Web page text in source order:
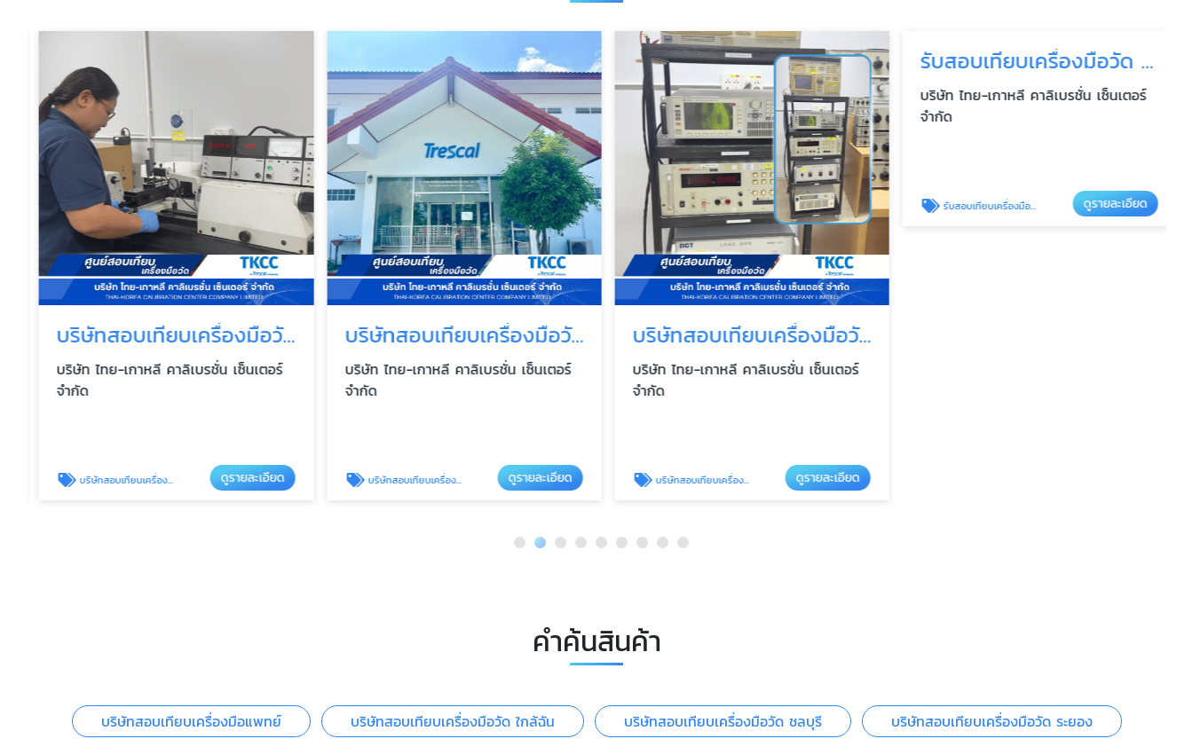
บริษัทสอบเทียบเครื่องมือวัด ใกล้ฉัน
บริษัท ไทย-เกาหลี คาลิเบรชั่น เซ็นเตอร์
จำกัด
บริษัทสอบเทียบเครื่องมือวัด ใกล้ฉัน ดูรายละเอียด
บริษัทสอบเทียบเครื่องมือวัด ชลบุรี
บริษัท ไทย-เกาหลี คาลิเบรชั่น เซ็นเตอร์
จำกัด
บริษัทสอบเทียบเครื่องมือวัด ชลบุรี ดูรายละเอียด
บริษัทสอบเทียบเครื่องมือวัด ระยอง
บริษัท ไทย-เกาหลี คาลิเบรชั่น เซ็นเตอร์
จำกัด
บริษัทสอบเทียบเครื่องมือวัด ระยอง ดูรายละเอียด
รับสอบเทียบเครื่องมือวัด ใกล้ฉัน
บริษัท ไทย-เกาหลี คาลิเบรชั่น เซ็นเตอร์
จำกัด
รับสอบเทียบเครื่องมือวัด ใกล้ฉัน ดูรายละเอียด
คำค้นสินค้า
บริษัทสอบเทียบเครื่องมือแพทย์ บริษัทสอบเทียบเครื่องมือวัด ใกล้ฉัน บริษัทสอบเทียบเครื่องมือวัด ชลบุรี บริษัทสอบเทียบเครื่องมือวัด ระยอง